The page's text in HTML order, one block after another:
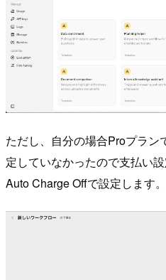
ただし、自分の場合Proプラン
定していなかったので支払い
Auto Charge Offで設定します。